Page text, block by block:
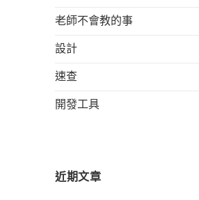
老師不會教的事
設計
速查
開發工具
近期文章